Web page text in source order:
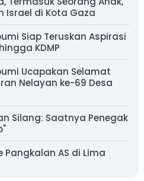
Israel di Kota Gaza
Siap Teruskan Aspirasi
KDMP
Ucapakan Selamat
Nelayan ke-69 Desa
Silang: Saatnya Penegak
Pangkalan AS di Lima